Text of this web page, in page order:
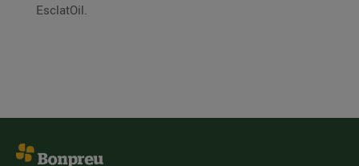
EsclatOil.